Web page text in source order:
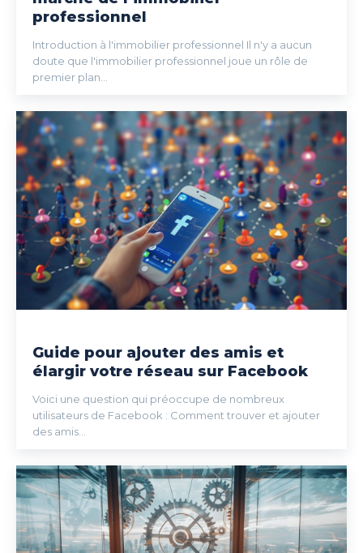
professionnel
Introduction à l'immobilier professionnel Il n'y a aucun
doute que l'immobilier professionnel joue un rôle de
premier plan...
Guide pour ajouter des amis et
élargir votre réseau sur Facebook
Voici une question qui préoccupe de nombreux
utilisateurs de Facebook : Comment trouver et ajouter
des amis...